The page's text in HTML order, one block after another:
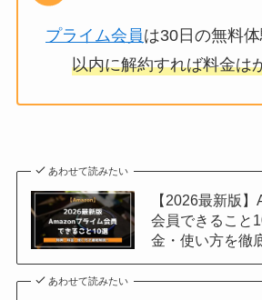
プライム会員は30日の無料体
以内に解約すれば料金は
あわせて読みたい
【2026最新版
会員できること
金・使い方を徹
あわせて読みたい